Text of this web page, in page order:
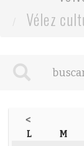
Vélez
<
L M